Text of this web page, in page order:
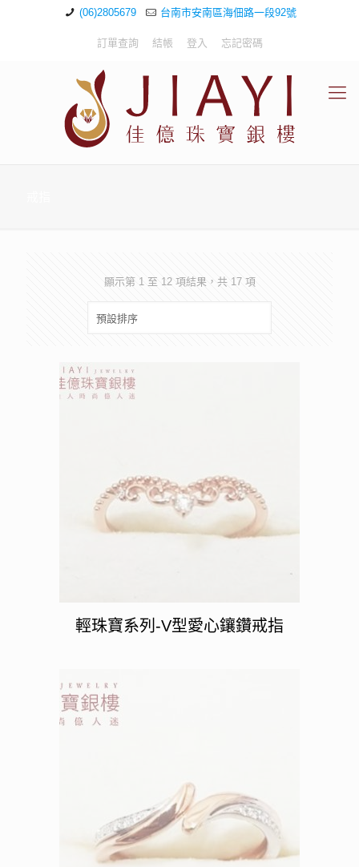
(06)2805679 台南市安南區海佃路一段92號
訂單查詢 結帳 登入 忘記密碼
顯示第 1 至 12 項結果，共 17 項
輕珠寶系列-V型愛心鑲鑽戒指